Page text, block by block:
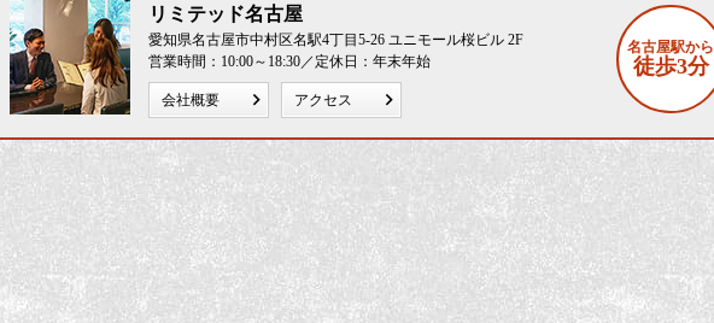
リミテッド名古屋
愛知県名古屋市中村区名駅4丁目5-26 ユニモール桜ビル 2F
営業時間：10:00～18:30／定休日：年末年始
会社概要 アクセス
名古屋駅から
徒歩3分